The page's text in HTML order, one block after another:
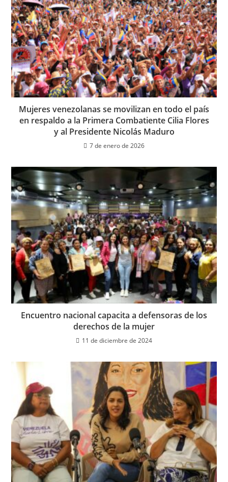
Mujeres venezolanas se movilizan en todo el país
en respaldo a la Primera Combatiente Cilia Flores
y al Presidente Nicolás Maduro
7 de enero de 2026
Encuentro nacional capacita a defensoras de los
derechos de la mujer
11 de diciembre de 2024